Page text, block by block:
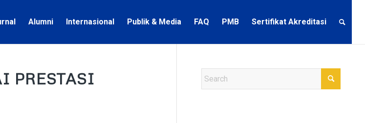
Alumni Internasional Publik & Media FAQ PMB Sertifikat Akreditasi
PRESTASI